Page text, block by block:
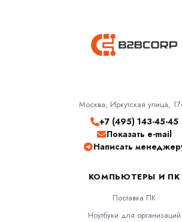
Москва, Иркутская улица,
+7 (495) 143-45-45
Показать e-mail
Написать
КОМПЬЮТЕРЫ И ПК
Поставка ПК
Ноутбуки для организаций